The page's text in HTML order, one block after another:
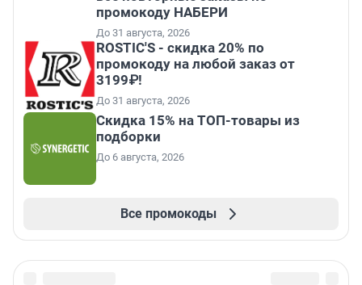
промокоду НАБЕРИ
До 31 августа, 2026
ROSTIC'S - скидка 20% по
промокоду на любой заказ от
3199₽!
До 31 августа, 2026
Скидка 15% на ТОП-товары из
подборки
До 6 августа, 2026
Все промокоды